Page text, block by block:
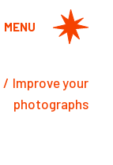
MENU
Improve your
photographs